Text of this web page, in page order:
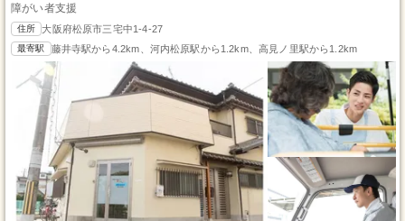
障がい者支援
住所 大阪府松原市三宅中1-4-27
最寄駅 藤井寺駅から4.2km、河内松原駅から1.2km、高見ノ里駅から1.2km